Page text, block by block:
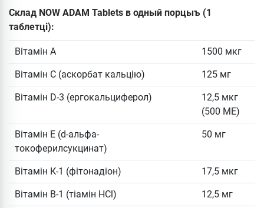
Склад NOW ADAM Tablets в одный порцыъ (1
таблетці):
Вітамін А 1500 мкг
Вітамін С (аскорбат кальцію) 125 мг
Вітамін D-3 (ергокальциферол)
12,5 мкг
(500 МЕ)
Вітамін Е (d-альфа-
токоферилсукцинат)
50 мг
Вітамін К-1 (фітонадіон) 17,5 мкг
Вітамін B-1 (тіамін HCl) 12,5 мг